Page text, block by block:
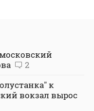
2
к
вокзал вырос